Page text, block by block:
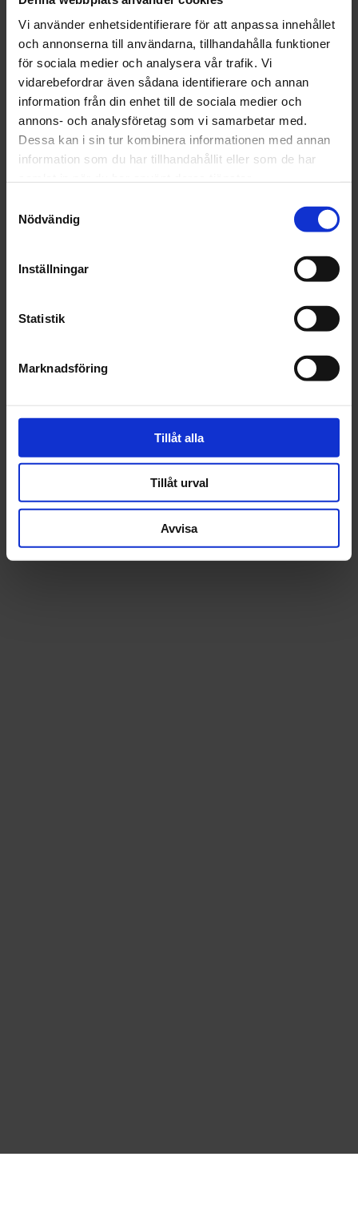
Vi använder enhetsidentifierare för att anpassa innehållet
och annonserna till användarna, tillhandahålla funktioner
för sociala medier och analysera vår trafik. Vi
vidarebefordrar även sådana identifierare och annan
information från din enhet till de sociala medier och
annons- och analysföretag som vi samarbetar med.
Dessa kan i sin tur kombinera informationen med annan
information som du har tillhandahållit eller som de har
Nödvändig
Inställningar
Statistik
Marknadsföring
Tillåt alla
Tillåt urval
Avvisa
på alla billacker. Våra exklusiva slipprodukter ger en enhetlig
och jämn finish.
Finns i lager
Inkl. moms: 520 kr
Lägg i varukorgen
Leverans inom 1-5 dagar